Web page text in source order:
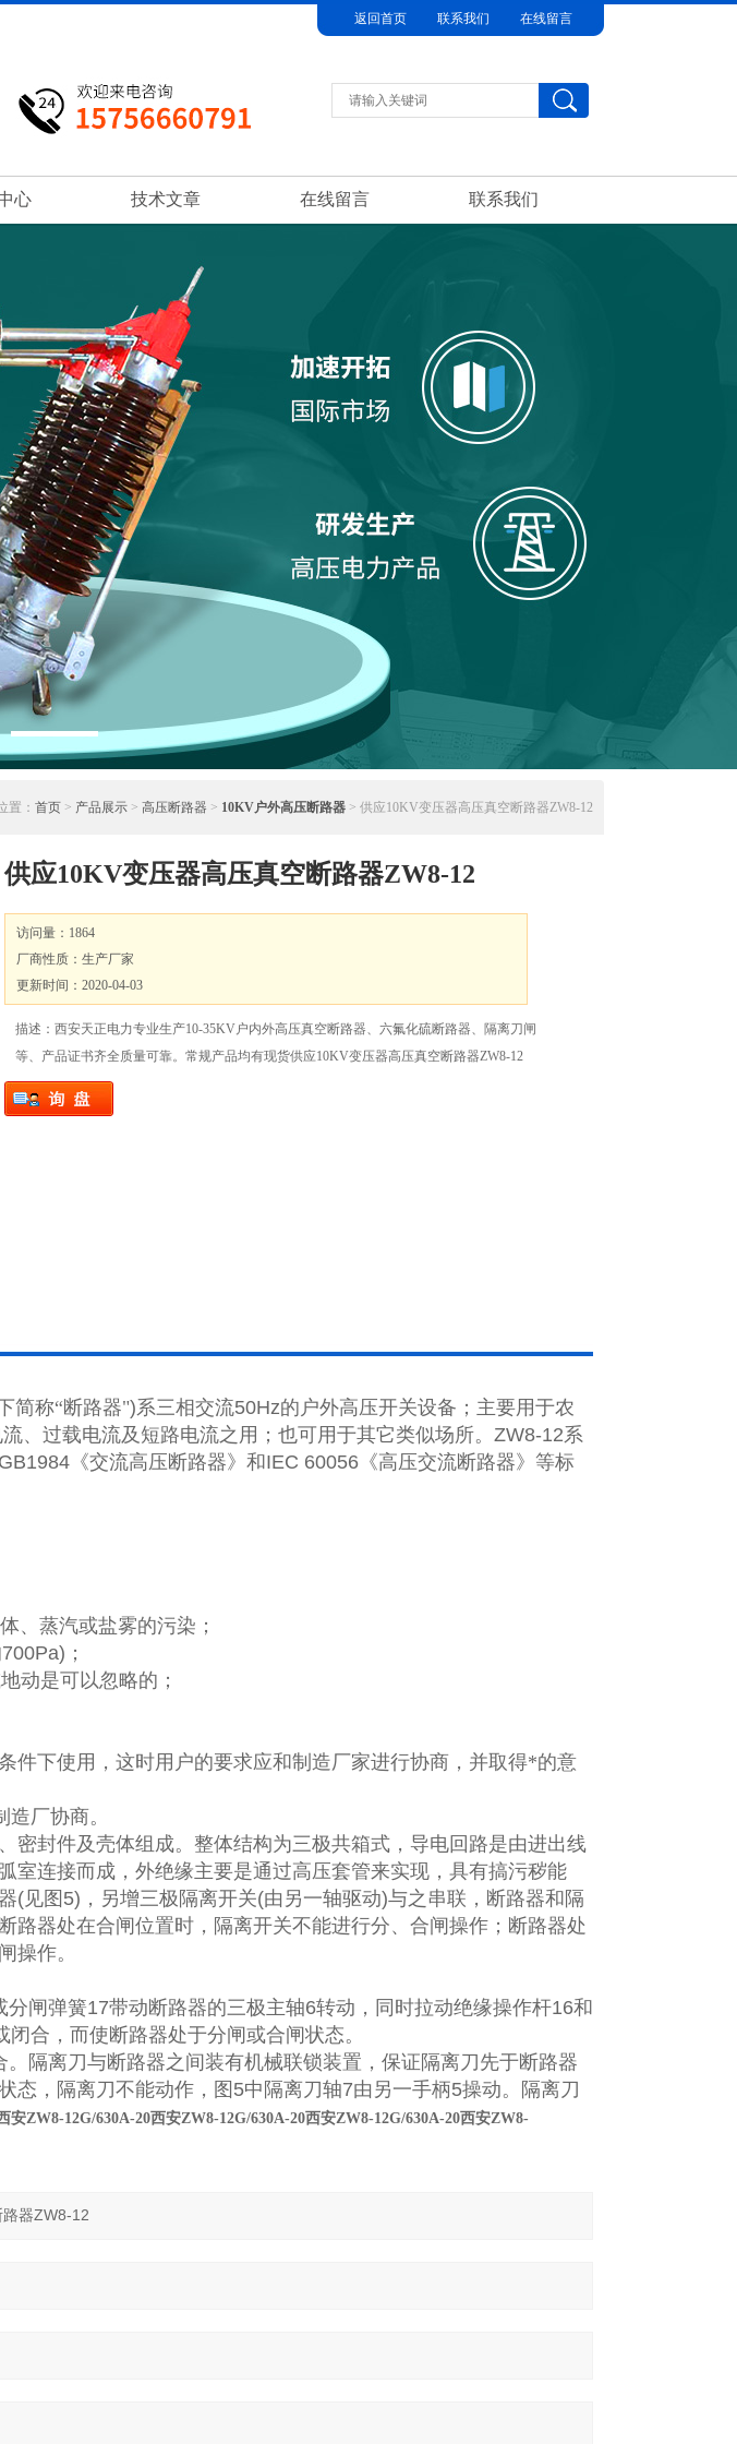
返回首页 联系我们 在线留言
心 技术文章 在线留言 联系我们
置： 首页 > 产品展示 > 高压断路器 > 10KV户外高压断路器 > 供应10KV变压器高压真空断路器ZW8-12
供应10KV变压器高压真空断路器ZW8-12
访问量：1864
厂商性质：生产厂家
更新时间：2020-04-03
描述：西安天正电力专业生产10-35KV户内外高压真空断路器、六氟化硫断路器、隔离刀闸
等、产品证书齐全质量可靠。常规产品均有现货供应10KV变压器高压真空断路器ZW8-12
简称“断路器")系三相交流50Hz的户外高压开关设备；主要用于农
、过载电流及短路电流之用；也可用于其它类似场所。 ZW8-12系
GB1984 《交流高压断路器》和IEC 60056 《高压交流断路器》等标
、蒸汽或盐雾的污染；
700Pa) ；
动是可以忽略的；
件下使用，这时用户的要求应和制造厂家进行协商，并取得*的意
厂协商。
密封件及壳体组成。整体结构为三极共箱式，导电回路是由进出线
室连接而成，外绝缘主要是通过高压套管来实现，具有搞污秽能
(见图 5) ，另增三极隔离开关(由另一轴驱动)与之串联，断路器和隔
路器处在合闸位置时，隔离开关不能进行分、合闸操作；断路器处
操作。
分闸弹簧17带动断路器的三极主轴6转动，同时拉动绝缘操作杆16和
闭合，而使断路器处于分闸或合闸状态。
隔离刀与断路器之间装有机械联锁装置，保证隔离刀先于断路器
态，隔离刀不能动作，图 5中隔离刀轴7由另一手柄5操动。隔离刀
安ZW8-12G/630A-20西安ZW8-12G/630A-20西安ZW8-12G/630A-20西安ZW8-